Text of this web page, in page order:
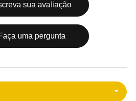
sua avaliação
uma pergunta